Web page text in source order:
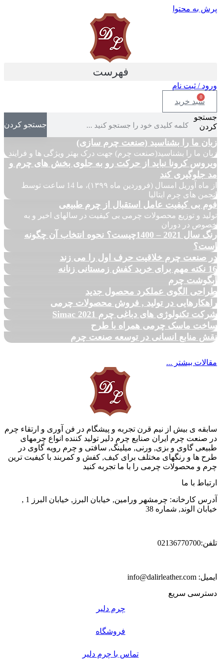
پرش به محتوا
فهرست
ورود / ثبت نام
0
سبد خرید
جستجو
کردن
جستجو کردن
زبان ما را بشناسید (صنعت چرم سازی)
زبان ما را بشناسید(صنعت چرم) جهت درک بهتر ویژگی ها و فرایند
ویروس کرونا نباید از حرکت رو به جلوی بخش های چرم و
مد جلوگیری کند
از ماه آوریل امسال (فروردین ماه ۱۳۹۹)، ما 14 ساعت توسط
انجمن های چرم ایتالیا
فوم بی کیفیت عامل استقبال از چرم طبیعی
تولید و توزیع محصولات چرمی بی کیفیت در سالهای اخیر و به
خصوص در دوران
رنگ سال 2021 – 1400چیست؟ نحوه انتخاب آن چگونه
است؟
در صنعت چرم خلاقیت حرف اول را می زند
16 نکته مهم برای خرید کفش زمستانی زنانه
آبگوشت چرم
طراحی الگوی عملکرد محصول جدید
راهکارهایی در تولید , فروش محصولات چرمی
شرکت تکنولوژی های دباغی چرم Simac 2021
ساخت ماسک چرمی همراه با طرح
نقش منابع انسانی در توسعه صنعت چرم
مقالات بیشتر ...
سابقه ی بیش از نیم قرن تجربه و پیشگام در فن آوری و ارتقاء چرم
در صنعت چرم ایران صنایع چرم دلیر تولید کننده انواع چرمهای
طبیعی گاوی و بزی, ورنی, میلینگ, سافتی و چرم رویه گاوی در
طرح ها و رنگهای مختلف برای کیف, کفش و کمربند با کیفیت ترین
چرم و محصولات چرمی را با ما تجربه کنید
ارتباط با ما
آدرس کارخانه: چرمشهر ورامین, خیابان البرز, خیابان البرز 1 ,
خیابان الوند, شماره 38
تلفن:02136770700
ایمیل: info@dalirleather.com
دسترسی سریع
چرم دلیر
فروشگاه
تماس با چرم دلیر